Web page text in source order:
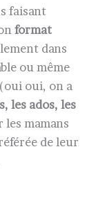
faisant
format
dans
ou même
oui, on a
les ados, les
les mamans
de leur